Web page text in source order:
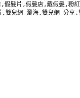
假髮片,假髮店,戴假髮,粉
雙兒網 瀏海,雙兒網 分享